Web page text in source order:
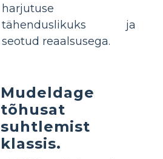
harjutuse
tähenduslikuks ja
seotud reaalsusega.
Mudeldage
tõhusat
suhtlemist
klassis.